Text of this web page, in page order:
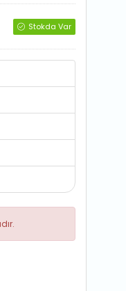
Stokda Var